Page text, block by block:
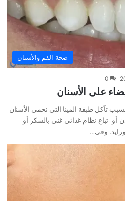
صحة الفم والأسنان
0
تآكل طبقة المينا التي تحمي الأسنان
أو اتباع نظام غذائي غني بالسكر أو
وفي…